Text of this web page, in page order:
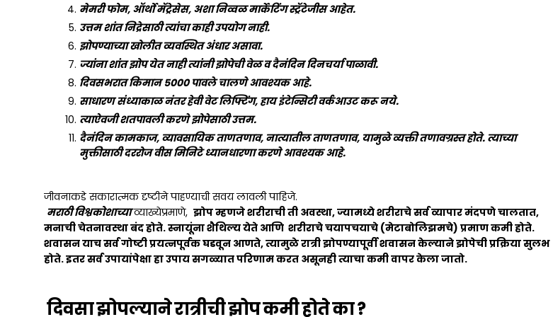
मेमरी फोम, ऑर्थो मॅट्रेसेस, अशा निव्वळ मार्केटिंग स्ट्रॅटेजीस आहेत.
उत्तम शांत निद्रेसाठी त्यांचा काही उपयोग नाही.
झोपण्याच्या खोलीत व्यवस्थित अंधार असावा.
ज्यांना शांत झोप येत नाही त्यांनी झोपेची वेळ व दैनंदिन दिनचर्या पाळावी.
दिवसभरात किमान 5000 पावले चालणे आवश्यक आहे.
साधारण संध्याकाळ नंतर हेवी वेट लिफ्टिंग, हाय इंटेन्सिटी वर्कआउट करू नये.
त्याऐवजी शतपावली करणे झोपेसाठी उत्तम.
दैनंदिन कामकाज, व्यावसायिक ताणतणाव, नात्यातील ताणतणाव, यामुळे व्यक्ती तणावग्रस्त होते. त्याच्या
मुक्तीसाठी दररोज वीस मिनिटे ध्यानधारणा करणे आवश्यक आहे.
जीवनाकडे सकारात्मक दृष्टीने पाहण्याची सवय लावली पाहिजे.
मराठी विश्वकोशाच्याव्याख्येप्रमाणे, झोप म्हणजे शरीराची ती अवस्था, ज्यामध्ये शरीराचे सर्व व्यापार मंदपणे चालतात,
मनाची चेतनावस्था बंद होते. स्नायूंना शैथिल्य येते आणि शरीराचे चयापचयाचे (मेटाबोलिझमचे) प्रमाण कमी होते.
शवासन याच सर्व गोष्टी प्रयत्नपूर्वक घडवून आणते, त्यामुळे रात्री झोपण्यापूर्वी शवासन केल्याने झोपेची प्रक्रिया सुलभ
होते. इतर सर्व उपायांपेक्षा हा उपाय सगळ्यात परिणाम करत असूनही त्याचा कमी वापर केला जातो.
दिवसा झोपल्याने रात्रीची झोप कमी होते का ?